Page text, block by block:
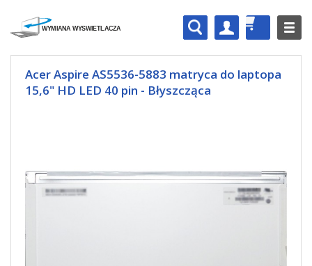
Acer Aspire AS5536-5883 matryca do laptopa
15,6" HD LED 40 pin - Błyszcząca